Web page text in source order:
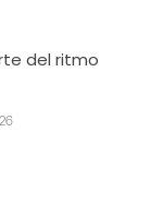
del ritmo